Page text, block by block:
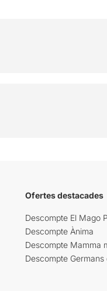
Ofertes destacades
Descompte El Mago
Descompte Ànima
Descompte Mamma
Descompte Germans